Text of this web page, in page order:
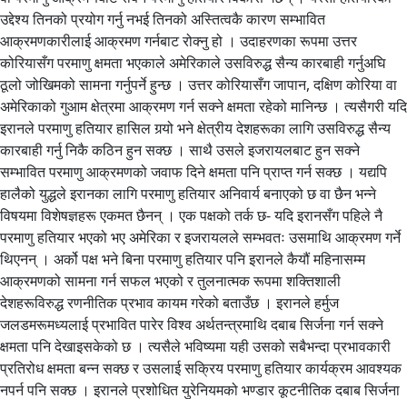
उद्देश्य तिनको प्रयोग गर्नु नभई तिनको अस्तित्वकै कारण सम्भावित
आक्रमणकारीलाई आक्रमण गर्नबाट रोक्नु हो । उदाहरणका रूपमा उत्तर
कोरियासँग परमाणु क्षमता भएकाले अमेरिकाले उसविरुद्ध सैन्य कारबाही गर्नुअघि
ठूलो जोखिमको सामना गर्नुपर्ने हुन्छ । उत्तर कोरियासँग जापान, दक्षिण कोरिया वा
अमेरिकाको गुआम क्षेत्रमा आक्रमण गर्न सक्ने क्षमता रहेको मानिन्छ । त्यसैगरी यदि
इरानले परमाणु हतियार हासिल गर्‍यो भने क्षेत्रीय देशहरूका लागि उसविरुद्ध सैन्य
कारबाही गर्नु निकै कठिन हुन सक्छ । साथै उसले इजरायलबाट हुन सक्ने
सम्भावित परमाणु आक्रमणको जवाफ दिने क्षमता पनि प्राप्त गर्न सक्छ । यद्यपि
हालैको युद्धले इरानका लागि परमाणु हतियार अनिवार्य बनाएको छ वा छैन भन्ने
विषयमा विशेषज्ञहरू एकमत छैनन् । एक पक्षको तर्क छ- यदि इरानसँग पहिले नै
परमाणु हतियार भएको भए अमेरिका र इजरायलले सम्भवतः उसमाथि आक्रमण गर्ने
थिएनन् । अर्को पक्ष भने बिना परमाणु हतियार पनि इरानले कैयौं महिनासम्म
आक्रमणको सामना गर्न सफल भएको र तुलनात्मक रूपमा शक्तिशाली
देशहरूविरुद्ध रणनीतिक प्रभाव कायम गरेको बताउँछ । इरानले हर्मुज
जलडमरूमध्यलाई प्रभावित पारेर विश्व अर्थतन्त्रमाथि दबाब सिर्जना गर्न सक्ने
क्षमता पनि देखाइसकेको छ । त्यसैले भविष्यमा यही उसको सबैभन्दा प्रभावकारी
प्रतिरोध क्षमता बन्न सक्छ र उसलाई सक्रिय परमाणु हतियार कार्यक्रम आवश्यक
नपर्न पनि सक्छ । इरानले प्रशोधित युरेनियमको भण्डार कूटनीतिक दबाब सिर्जना